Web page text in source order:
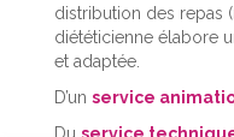
distribution des repas
diététicienne élabore
et adaptée.
D’un service